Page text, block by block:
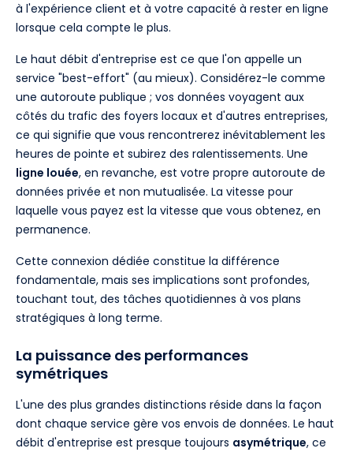
à l'expérience client et à votre capacité à rester en ligne
lorsque cela compte le plus.
Le haut débit d'entreprise est ce que l'on appelle un
service "best-effort" (au mieux). Considérez-le comme
une autoroute publique ; vos données voyagent aux
côtés du trafic des foyers locaux et d'autres entreprises,
ce qui signifie que vous rencontrerez inévitablement les
heures de pointe et subirez des ralentissements. Une
ligne louée, en revanche, est votre propre autoroute de
données privée et non mutualisée. La vitesse pour
laquelle vous payez est la vitesse que vous obtenez, en
permanence.
Cette connexion dédiée constitue la différence
fondamentale, mais ses implications sont profondes,
touchant tout, des tâches quotidiennes à vos plans
stratégiques à long terme.
La puissance des performances
symétriques
L'une des plus grandes distinctions réside dans la façon
dont chaque service gère vos envois de données. Le haut
débit d'entreprise est presque toujours asymétrique, ce